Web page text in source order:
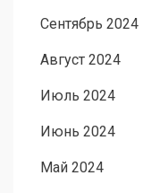
Сентябрь 2024
Август 2024
Июль 2024
Июнь 2024
Май 2024